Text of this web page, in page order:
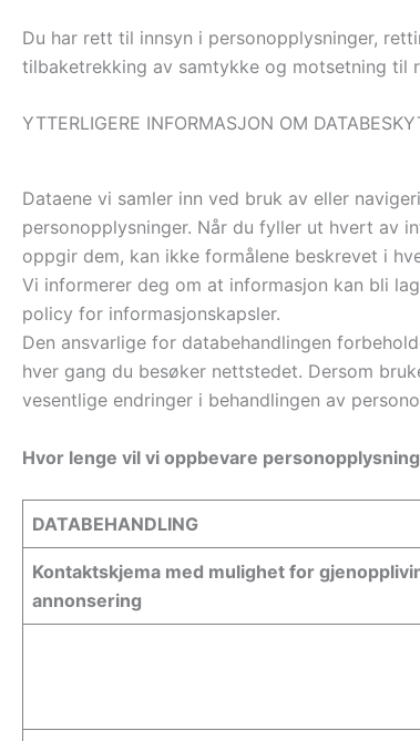
Du har rett til innsyn i personopplysninger,
tilbaketrekking av samtykke og motsetning til
YTTERLIGERE INFORMASJON OM
Dataene vi samler inn ved bruk av eller
personopplysninger. Når du fyller ut hvert av
oppgir dem, kan ikke formålene beskrevet i
Vi informerer deg om at informasjon kan bli
policy for informasjonskapsler.
Den ansvarlige for databehandlingen
hver gang du besøker nettstedet. Dersom
vesentlige endringer i behandlingen av
Hvor lenge vil vi oppbevare
DATABEHANDLING
Kontaktskjema med mulighet for
annonsering